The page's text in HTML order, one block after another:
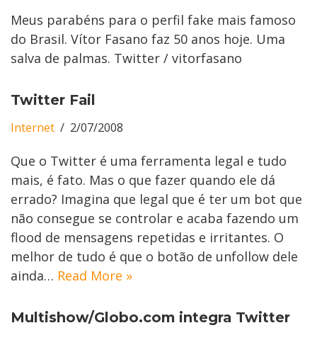
Meus parabéns para o perfil fake mais famoso
do Brasil. Vítor Fasano faz 50 anos hoje. Uma
salva de palmas. Twitter / vitorfasano
Twitter Fail
Internet 2/07/2008
Que o Twitter é uma ferramenta legal e tudo
mais, é fato. Mas o que fazer quando ele dá
errado? Imagina que legal que é ter um bot que
não consegue se controlar e acaba fazendo um
flood de mensagens repetidas e irritantes. O
melhor de tudo é que o botão de unfollow dele
ainda… Read More »
Multishow/Globo.com integra Twitter